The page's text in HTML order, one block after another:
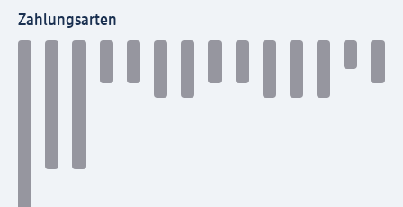
Zahlungsarten